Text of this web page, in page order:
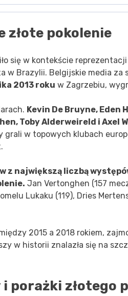
złote pokolenie
się w kontekście reprezentacji
w Brazylii. Belgijskie media
2013 roku w Zagrzebiu,
Kevin De Bruyne, Eden
Toby Alderweireld i Axel
grali w topowych klubach
z największą liczbą
Jan Vertonghen (157
Lukaku (119), Dries
2015 a 2018 rokiem,
w historii znalazła się na
porażki złotego